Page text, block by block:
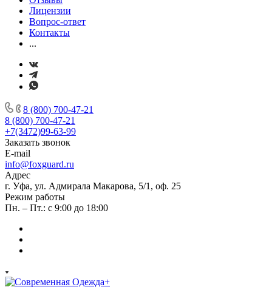
Лицензии
Вопрос-ответ
Контакты
...
8 (800) 700-47-21
8 (800) 700-47-21
+7(3472)99-63-99
Заказать звонок
E-mail
info@foxguard.ru
Адрес
г. Уфа, ул. Адмирала Макарова, 5/1, оф. 25
Режим работы
Пн. – Пт.: с 9:00 до 18:00